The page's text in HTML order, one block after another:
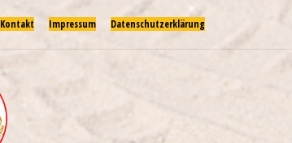
Kontakt Impressum Datenschutzerklärung